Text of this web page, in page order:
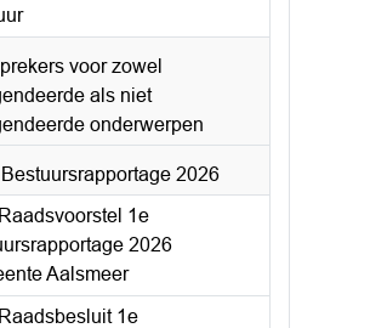
voor zowel
als niet
onderwerpen
2026
Raadsvoorstel 1e
2026
Aalsmeer
Raadsbesluit 1e